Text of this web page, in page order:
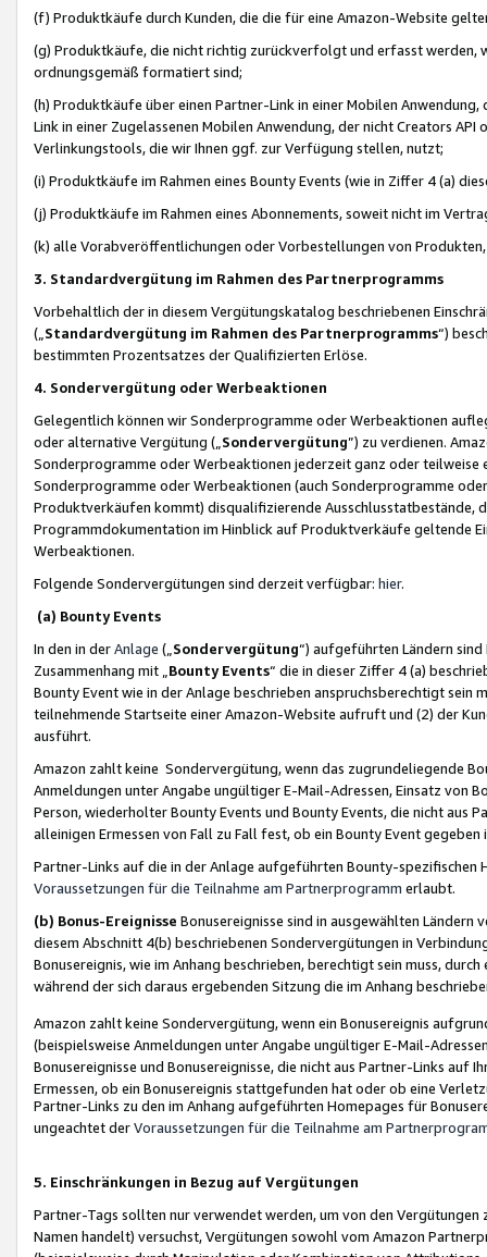
(f) Produktkäufe durch Kunden, die die für eine Amazon-Website
(g) Produktkäufe, die nicht richtig zurückverfolgt und erfasst werden,
ordnungsgemäß formatiert sind;
(h) Produktkäufe über einen Partner-Link in einer Mobilen
Link in einer Zugelassenen Mobilen Anwendung, der nicht Creators
Verlinkungstools, die wir Ihnen ggf. zur Verfügung stellen, nutzt;
(i) Produktkäufe im Rahmen eines Bounty Events (wie in Ziffer 4 (a)
(j) Produktkäufe im Rahmen eines Abonnements, soweit nicht im
(k) alle Vorabveröffentlichungen oder Vorbestellungen von
3. Standardvergütung im Rahmen des Partnerprogramms
Vorbehaltlich der in diesem Vergütungskatalog beschriebenen
(„ Standardvergütung im Rahmen des Partnerprogramms“)
bestimmten Prozentsatzes der Qualifizierten Erlöse.
4. Sondervergütung oder Werbeaktionen
Gelegentlich können wir Sonderprogramme oder Werbeaktionen
oder alternative Vergütung („ Sondervergütung”) zu verdienen.
Sonderprogramme oder Werbeaktionen jederzeit ganz oder
Sonderprogramme oder Werbeaktionen (auch Sonderprogramme
Produktverkäufen kommt) disqualifizierende Ausschlusstatbestände,
Programmdokumentation im Hinblick auf Produktverkäufe geltende
Werbeaktionen.
Folgende Sondervergütungen sind derzeit verfügbar: hier.
(a) Bounty Events
In den in derAnlage („ Sondervergütung“) aufgeführten Ländern
Zusammenhang mit „ Bounty Events“ die in dieser Ziffer 4 (a)
Bounty Event wie in der Anlage beschrieben anspruchsberechtigt sein
teilnehmende Startseite einer Amazon-Website aufruft und (2) der
ausführt.
Amazon zahlt keine Sondervergütung, wenn das zugrundeliegende
Anmeldungen unter Angabe ungültiger E-Mail-Adressen, Einsatz von
Person, wiederholter Bounty Events und Bounty Events, die nicht
alleinigen Ermessen von Fall zu Fall fest, ob ein Bounty Event
Partner-Links auf die in der Anlage aufgeführten Bounty-spezifischen
Voraussetzungen für die Teilnahme am Partnerprogramm erlaubt.
(b) Bonus-Ereignisse Bonusereignisse sind in ausgewählten Ländern
diesem Abschnitt 4(b) beschriebenen Sondervergütungen in
Bonusereignis, wie im Anhang beschrieben, berechtigt sein muss,
während der sich daraus ergebenden Sitzung die im Anhang
Amazon zahlt keine Sondervergütung, wenn ein Bonusereignis
(beispielsweise Anmeldungen unter Angabe ungültiger E-Mail-
Bonusereignisse und Bonusereignisse, die nicht aus Partner-Links auf
Ermessen, ob ein Bonusereignis stattgefunden hat oder ob eine
Partner-Links zu den im Anhang aufgeführten Homepages für
ungeachtet derVoraussetzungen für die Teilnahme am
5. Einschränkungen in Bezug auf Vergütungen
Partner-Tags sollten nur verwendet werden, um von den
Namen handelt) versuchst, Vergütungen sowohl vom Amazon